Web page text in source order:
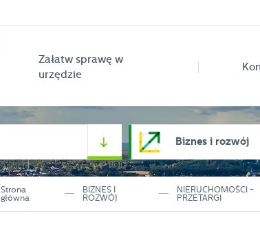
Załatw sprawę w
urzędzie
Biznes i rozwój
Strona
główna
BIZNES I
ROZWÓJ
NIERUCHOMOŚCI -
PRZETARGI